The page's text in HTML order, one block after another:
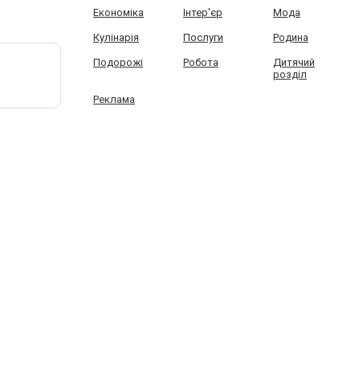
Економіка Інтер'єр Мода
Кулінарія Послуги Родина
Подорожі Робота
Дитячий
розділ
Реклама